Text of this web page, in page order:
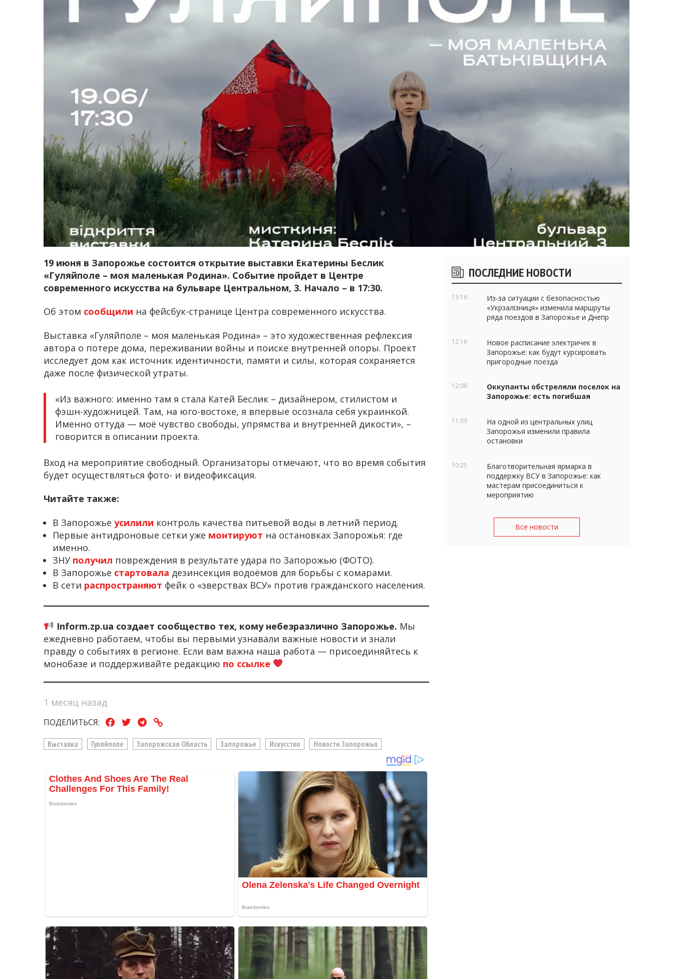
19 июня в Запорожье состоится открытие выставки Екатерины Беслик
«Гуляйполе – моя маленькая Родина». Событие пройдет в Центре
современного искусства на бульваре Центральном, 3. Начало – в 17:30.
Об этом сообщили на фейсбук-странице Центра современного искусства.
Выставка «Гуляйполе – моя маленькая Родина» – это художественная рефлексия
автора о потере дома, переживании войны и поиске внутренней опоры. Проект
исследует дом как источник идентичности, памяти и силы, которая сохраняется
даже после физической утраты.
«Из важного: именно там я стала Катей Беслик – дизайнером, стилистом и
фэшн-художницей. Там, на юго-востоке, я впервые осознала себя украинкой.
Именно оттуда — моё чувство свободы, упрямства и внутренней дикости», –
говорится в описании проекта.
Вход на мероприятие свободный. Организаторы отмечают, что во время события
будет осуществляться фото- и видеофиксация.
Читайте также:
В Запорожье усилили контроль качества питьевой воды в летний период.
Первые антидроновые сетки уже монтируют на остановках Запорожья: где
именно.
ЗНУ получил повреждения в результате удара по Запорожью (ФОТО).
В Запорожье стартовала дезинсекция водоёмов для борьбы с комарами.
В сети распространяют фейк о «зверствах ВСУ» против гражданского населения.
Inform.zp.ua создает сообщество тех, кому небезразлично Запорожье. Мы
ежедневно работаем, чтобы вы первыми узнавали важные новости и знали
правду о событиях в регионе. Если вам важна наша работа — присоединяйтесь к
монобазе и поддерживайте редакцию по ссылке
1 месяц назад
ПОДЕЛИТЬСЯ:
Выставка Гуляйполе Запорожская Область Запорожье Искусство Новости Запорожья
Боковые
виджеты
ПОСЛЕДНИЕ НОВОСТИ
13:16
Из-за ситуации с безопасностью
«Укрзалізниця» изменила маршруты
ряда поездов в Запорожье и Днепр
12:16
Новое расписание электричек в
Запорожье: как будут курсировать
пригородные поезда
12:06
Оккупанты обстреляли поселок на
Запорожье: есть погибшая
11:09
На одной из центральных улиц
Запорожья изменили правила
остановки
10:25
Благотворительная ярмарка в
поддержку ВСУ в Запорожье: как
мастерам присоединиться к
мероприятию
Все новости